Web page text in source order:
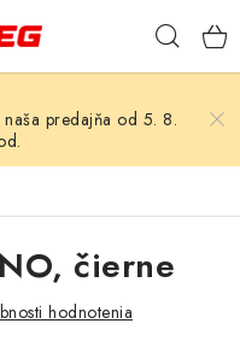
predajňa od 5. 8.
čierne
hodnotenia